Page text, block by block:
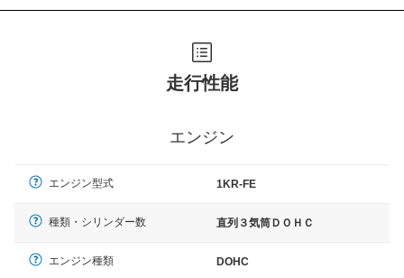
走行性能
エンジン
エンジン型式 1KR-FE
種類・シリンダー数 直列３気筒ＤＯＨＣ
エンジン種類 DOHC